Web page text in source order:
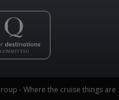
- Where the cruise things are